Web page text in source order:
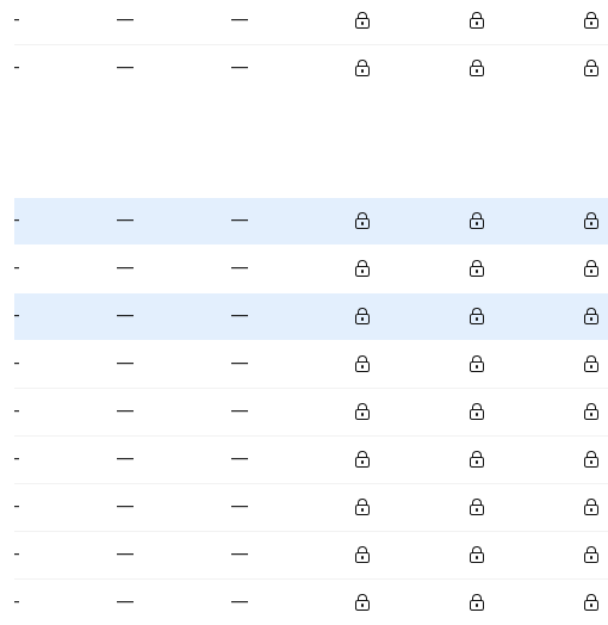
—
—
—
—
—
—
—
—
—
—
—
—
—
—
—
—
—
—
—
—
—
—
—
—
—
—
—
—
—
—
—
—
—